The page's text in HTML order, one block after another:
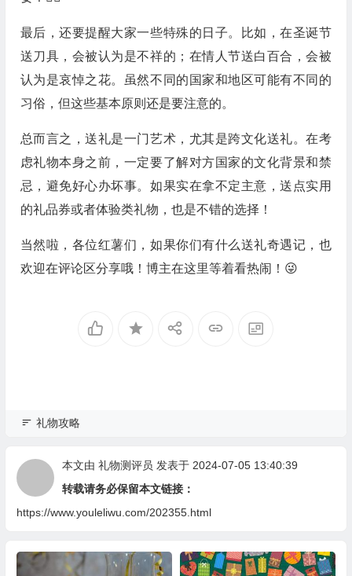
最后，还要提醒大家一些特殊的日子。比如，在圣诞节
送刀具，会被认为是不祥的；在情人节送白百合，会被
认为是哀悼之花。虽然不同的国家和地区可能有不同的
习俗，但这些基本原则还是要注意的。
总而言之，送礼是一门艺术，尤其是跨文化送礼。在考
虑礼物本身之前，一定要了解对方国家的文化背景和禁
忌，避免好心办坏事。如果实在拿不定主意，送点实用
的礼品券或者体验类礼物，也是不错的选择！
当然啦，各位红薯们，如果你们有什么送礼奇遇记，也
欢迎在评论区分享哦！博主在这里等着看热闹！😜
礼物攻略
本文由 礼物测评员 发表于 2024-07-05 13:40:39
转载请务必保留本文链接：
https://www.youleliwu.com/202355.html